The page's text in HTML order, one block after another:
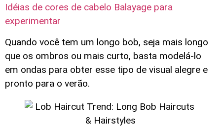
Idéias de cores de cabelo Balayage para
experimentar
Quando você tem um longo bob, seja mais longo
que os ombros ou mais curto, basta modelá-lo
em ondas para obter esse tipo de visual alegre e
pronto para o verão.